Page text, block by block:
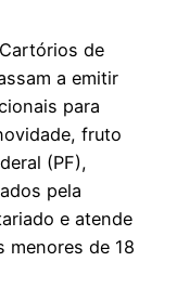
de
a emitir
para
fruto
(PF),
pela
e atende
menores de 18